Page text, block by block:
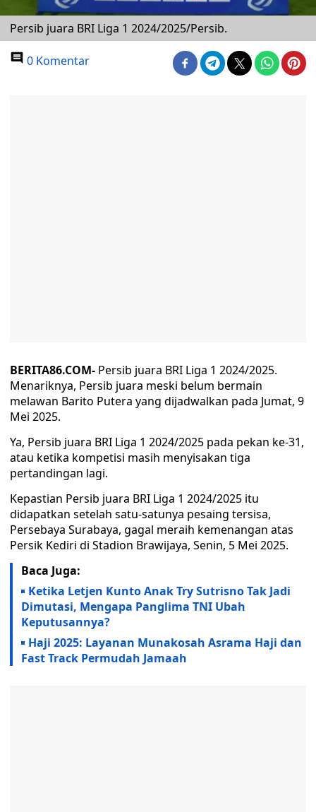
Persib juara BRI Liga 1 2024/2025/Persib.
0 Komentar
BERITA86.COM- Persib juara BRI Liga 1 2024/2025.
Menariknya, Persib juara meski belum bermain
melawan Barito Putera yang dijadwalkan pada Jumat, 9
Mei 2025.
Ya, Persib juara BRI Liga 1 2024/2025 pada pekan ke-31,
atau ketika kompetisi masih menyisakan tiga
pertandingan lagi.
Kepastian Persib juara BRI Liga 1 2024/2025 itu
didapatkan setelah satu-satunya pesaing tersisa,
Persebaya Surabaya, gagal meraih kemenangan atas
Persik Kediri di Stadion Brawijaya, Senin, 5 Mei 2025.
Baca Juga:
Ketika Letjen Kunto Anak Try Sutrisno Tak Jadi
Dimutasi, Mengapa Panglima TNI Ubah
Keputusannya?
Haji 2025: Layanan Munakosah Asrama Haji dan
Fast Track Permudah Jamaah